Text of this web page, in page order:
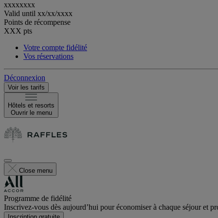
xxxxxxxx
Valid until xx/xx/xxxx
Points de récompense
XXX pts
Votre compte fidélité
Vos réservations
Déconnexion
Voir les tarifs
Hôtels et resorts
Ouvrir le menu
Close menu
Programme de fidélité
Inscrivez-vous dès aujourd’hui pour économiser à chaque séjour et